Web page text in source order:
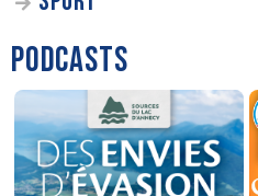
PODCASTS